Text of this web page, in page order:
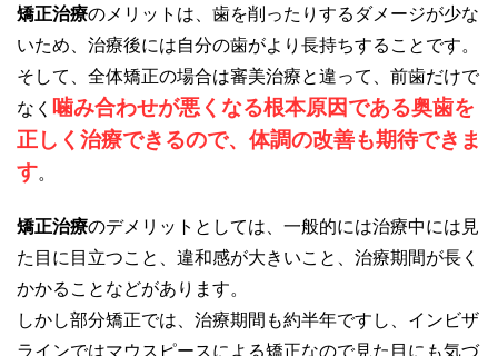
矯正治療のメリットは、歯を削ったりするダメージが少な
いため、治療後には自分の歯がより長持ちすることです。
そして、全体矯正の場合は審美治療と違って、前歯だけで
なく 噛み合わせが悪くなる根本原因である奥歯を
正しく治療できるので、体調の改善も期待できま
す。
矯正治療のデメリットとしては、一般的には治療中には見
た目に目立つこと、違和感が大きいこと、治療期間が長く
かかることなどがあります。
しかし部分矯正では、治療期間も約半年ですし、インビザ
ラインではマウスピースによる矯正なので見た目にも気づ